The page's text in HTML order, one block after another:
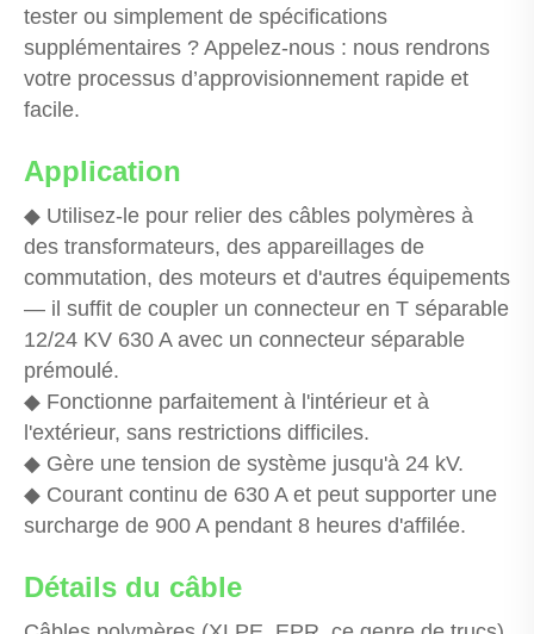
tester ou simplement de spécifications
supplémentaires ? Appelez-nous : nous rendrons
votre processus d’approvisionnement rapide et
facile.
Application
◆ Utilisez-le pour relier des câbles polymères à
des transformateurs, des appareillages de
commutation, des moteurs et d'autres équipements
— il suffit de coupler un connecteur en T séparable
12/24 KV 630 A avec un connecteur séparable
prémoulé.
◆ Fonctionne parfaitement à l'intérieur et à
l'extérieur, sans restrictions difficiles.
◆ Gère une tension de système jusqu'à 24 kV.
◆ Courant continu de 630 A et peut supporter une
surcharge de 900 A pendant 8 heures d'affilée.
Détails du câble